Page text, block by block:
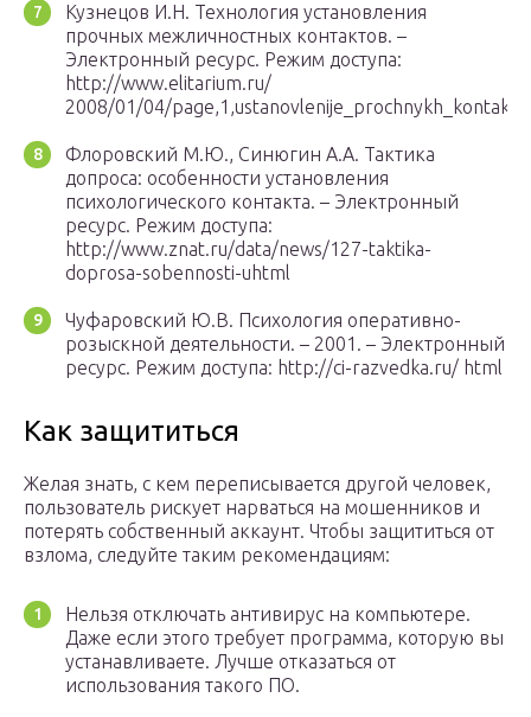
Кузнецов И.Н. Технология установления
прочных межличностных контактов. –
Электронный ресурс. Режим доступа:
http://www.elitarium.ru/
2008/01/04/
Флоровский М.Ю., Синюгин А.А. Тактика
допроса: особенности установления
психологического контакта. – Электронный
ресурс. Режим доступа:
http://www.znat.ru/data/news/127-taktika-
doprosa-sobennosti-uhtml
Чуфаровский Ю.В. Психология оперативно-
розыскной деятельности. – 2001. – Электронный
ресурс. Режим доступа: http://ci-razvedka.ru/ html
Как защититься
Желая знать, с кем переписывается другой человек,
пользователь рискует нарваться на мошенников и
потерять собственный аккаунт. Чтобы защититься от
взлома, следуйте таким рекомендациям:
Нельзя отключать антивирус на компьютере.
Даже если этого требует программа, которую вы
устанавливаете. Лучше отказаться от
использования такого ПО.